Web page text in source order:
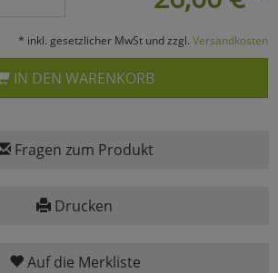
* inkl. gesetzlicher MwSt und zzgl. Versandkosten
IN DEN WARENKORB
Fragen zum Produkt
Drucken
Auf die Merkliste
Einstellungen speichern
zurückzu Haupptseite